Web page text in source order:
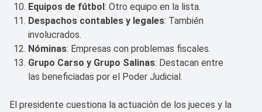
Equipos de fútbol: Otro equipo en la lista.
Despachos contables y legales: También
involucrados.
Nóminas: Empresas con problemas fiscales.
Grupo Carso y Grupo Salinas: Destacan entre
las beneficiadas por el Poder Judicial.
El presidente cuestiona la actuación de los jueces y la